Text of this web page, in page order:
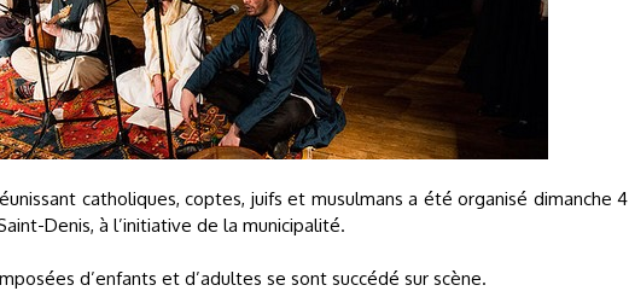
catholiques, coptes, juifs et musulmans a été organisé dimanche 4
Denis, à l’initiative de la municipalité.
d’enfants et d’adultes se sont succédé sur scène.